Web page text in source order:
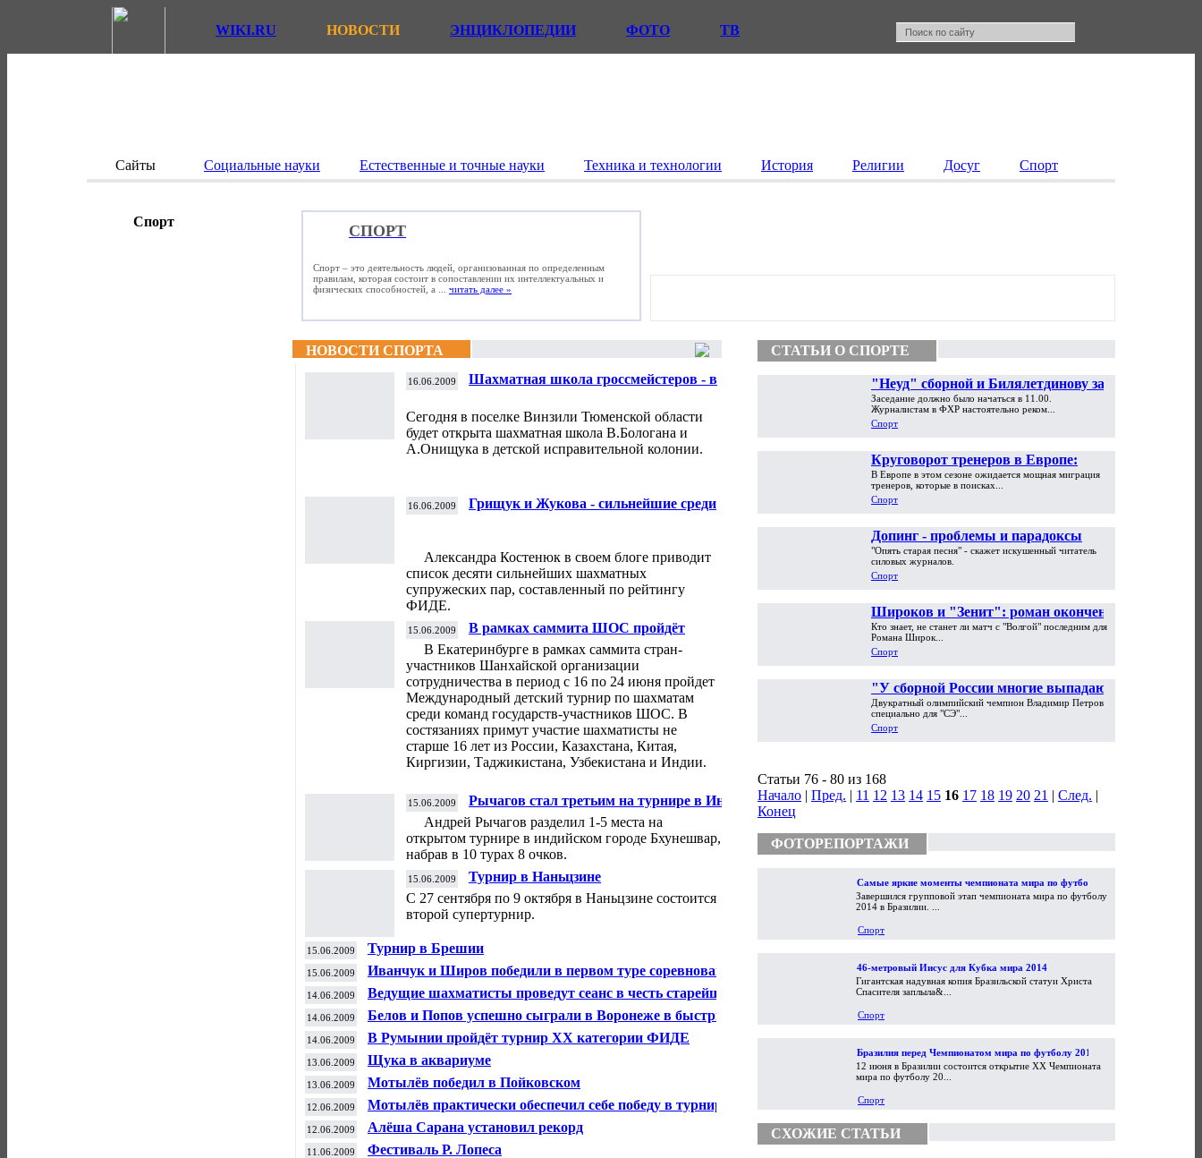
WIKI.RU НОВОСТИ ЭНЦИКЛОПЕДИИ ФОТО ТВ
Сайты Социальные науки Естественные и точные науки Техника и технологии История Религии Досуг Спорт
Спорт
СПОРТ
Спорт – это деятельность людей, организованная по определенным
правилам, которая состоит в сопоставлении их интеллектуальных и
физических способностей, а ... читать далее »
НОВОСТИ СПОРТА
16.06.2009
Шахматная школа гроссмейстеров - в
Сегодня в поселке Винзили Тюменской области
будет открыта шахматная школа В.Бологана и
А.Онищука в детской исправительной колонии.
16.06.2009
Грищук и Жукова - сильнейшие среди
Александра Костенюк в своем блоге приводит
список десяти сильнейших шахматных
супружеских пар, составленный по рейтингу
ФИДЕ.
15.06.2009
В рамках саммита ШОС пройдёт
международный детский турнир
В Екатеринбурге в рамках саммита стран-
участников Шанхайской организации
сотрудничества в период с 16 по 24 июня пройдет
Международный детский турнир по шахматам
среди команд государств-участников ШОС. В
состязаниях примут участие шахматисты не
старше 16 лет из России, Казахстана, Китая,
Киргизии, Таджикистана, Узбекистана и Индии.
15.06.2009
Рычагов стал третьим на турнире в Индии
Андрей Рычагов разделил 1-5 места на
открытом турнире в индийском городе Бхунешвар,
набрав в 10 турах 8 очков.
15.06.2009
Турнир в Наньцзине
С 27 сентября по 9 октября в Наньцзине состоится
второй супертурнир.
15.06.2009 Турнир в Брешии
15.06.2009
Иванчук и Широв победили в первом туре соревнований в
Румынии
14.06.2009
Ведущие шахматисты проведут сеанс в честь старейшего
клуба Европы
14.06.2009
Белов и Попов успешно сыграли в Воронеже в быстрые
шахматы
14.06.2009 В Румынии пройдёт турнир ХХ категории ФИДЕ
13.06.2009 Щука в аквариуме
13.06.2009 Мотылёв победил в Пойковском
12.06.2009
Мотылёв практически обеспечил себе победу в турнире
имени Карпова
12.06.2009 Алёша Сарана установил рекорд
11.06.2009 Фестиваль Р. Лопеса
СТАТЬИ О СПОРТЕ
"Неуд" сборной и Билялетдинову за
ЧМ-2013 - и никакого психоза
Заседание должно было начаться в 11.00.
Журналистам в ФХР настоятельно реком...
Спорт
Круговорот тренеров в Европе:
Бенитес в Париж, Анчелотти в
Мадрид
В Европе в этом сезоне ожидается мощная миграция
тренеров, которые в поисках...
Спорт
Допинг - проблемы и парадоксы
"Опять старая песня" - скажет искушенный читатель
силовых журналов.
Спорт
Широков и "Зенит": роман окончен?
Кто знает, не станет ли матч с "Волгой" последним для
Романа Широк...
Спорт
"У сборной России многие выпадают
из игры" Чемпионат мира
Двукратный олимпийский чемпион Владимир Петров
специально для "СЭ"...
Спорт
Статьи 76 - 80 из 168
Начало | Пред. | 11 12 13 14 15 16 17 18 19 20 21 | След. |
Конец
ФОТОРЕПОРТАЖИ
Самые яркие моменты чемпионата мира по футболу
2014
Завершился групповой этап чемпионата мира по футболу
2014 в Бразилии. ...
Спорт
46-метровый Иисус для Кубка мира 2014
Гигантская надувная копия Бразильской статуи Христа
Спасителя заплыла&...
Спорт
Бразилия перед Чемпионатом мира по футболу 2014
12 июня в Бразилии состоится открытие XX Чемпионата
мира по футболу 20...
Спорт
СХОЖИЕ СТАТЬИ